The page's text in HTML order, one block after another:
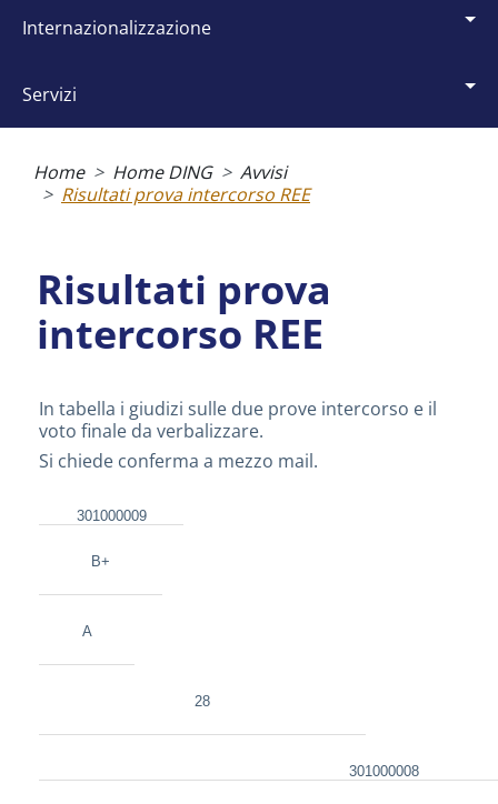
internazionalizzazione
servizi
pane
Home Home DING
Avvisi
Risultati prova intercorso REE
Risultati prova
intercorso REE
In tabella i giudizi sulle due prove intercorso e il
voto finale da verbalizzare.
Si chiede conferma a mezzo mail.
301000009
B+
A
28
301000008